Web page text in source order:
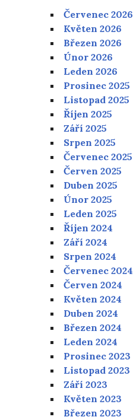
Červenec 2026
Květen 2026
Březen 2026
Únor 2026
Leden 2026
Prosinec 2025
Listopad 2025
Říjen 2025
Září 2025
Srpen 2025
Červenec 2025
Červen 2025
Duben 2025
Únor 2025
Leden 2025
Říjen 2024
Září 2024
Srpen 2024
Červenec 2024
Červen 2024
Květen 2024
Duben 2024
Březen 2024
Leden 2024
Prosinec 2023
Listopad 2023
Září 2023
Květen 2023
Březen 2023